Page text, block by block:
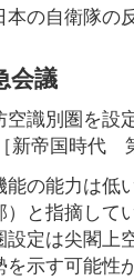
の自衛隊の
会議
識別圏を設
新帝国時代
の能力は低
と指摘して
定は尖閣上
示す可能性